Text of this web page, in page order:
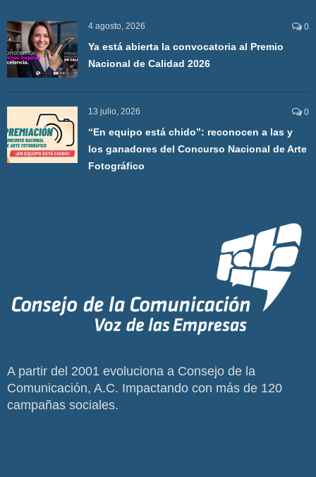
4 agosto, 2026 0
Ya está abierta la convocatoria al Premio
Nacional de Calidad 2026
13 julio, 2026 0
“En equipo está chido”: reconocen a las y
los ganadores del Concurso Nacional de Arte
Fotográfico
A partir del 2001 evoluciona a Consejo de la
Comunicación, A.C. Impactando con más de 120
campañas sociales.